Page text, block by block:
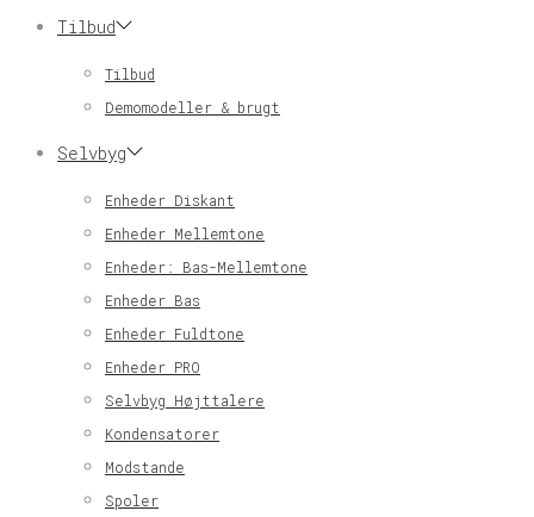
Tilbud
Tilbud
Demomodeller & brugt
Selvbyg
Enheder Diskant
Enheder Mellemtone
Enheder: Bas-Mellemtone
Enheder Bas
Enheder Fuldtone
Enheder PRO
Selvbyg Højttalere
Kondensatorer
Modstande
Spoler